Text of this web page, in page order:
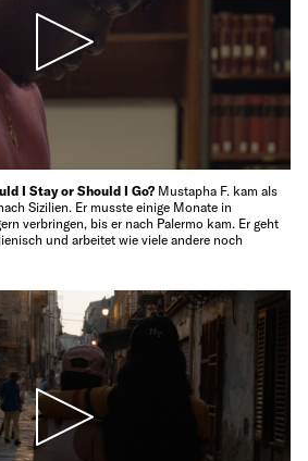
I Stay or Should I Go? Mustapha F. kam als
Sizilien. Er musste einige Monate in
verbringen, bis er nach Palermo kam. Er geht
und arbeitet wie viele andere noch